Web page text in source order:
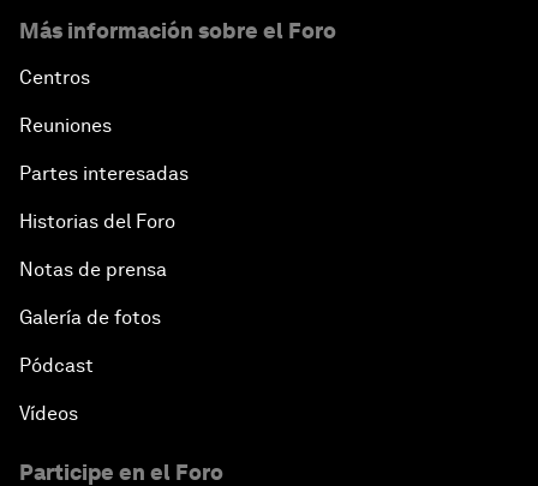
Más información sobre el Foro
Centros
Reuniones
Partes interesadas
Historias del Foro
Notas de prensa
Galería de fotos
Pódcast
Vídeos
Participe en el Foro